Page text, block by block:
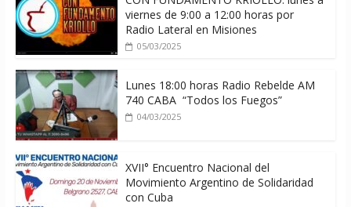
viernes de 9:00 a 12:00 horas por
Radio Lateral en Misiones
05/03/2025
Lunes 18:00 horas Radio Rebelde AM
740 CABA “Todos los Fuegos”
04/03/2025
XVII° Encuentro Nacional del
Movimiento Argentino de Solidaridad
con Cuba